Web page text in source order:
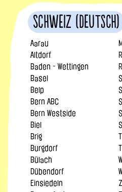
Schweiz (Deutsch)
Aarau
Altdorf
Baden - Wettingen
Basel
Belp
Bern ABC
Bern Westside
Biel
Brig
Burgdorf
Bülach
Dübendorf
Einsiedeln